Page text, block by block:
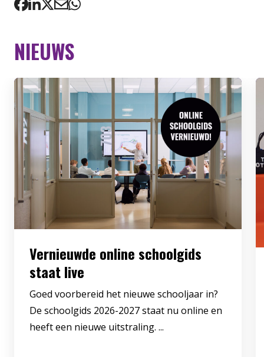
NIEUWS
Vernieuwde online schoolgids
staat live
Goed voorbereid het nieuwe schooljaar in?
De schoolgids 2026-2027 staat nu online en
heeft een nieuwe uitstraling. ...